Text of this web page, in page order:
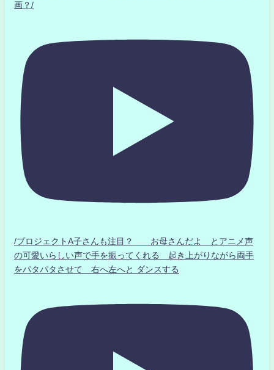
画？/
/プロジェクトA子さんも注目？ お母さんだよ とアニメ声
の可愛いらしい声で手を振ってくれる 起き上がりながら両手
をパタパタさせて 右へ左へと ダンスする